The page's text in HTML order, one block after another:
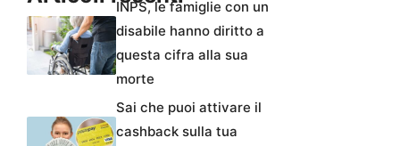
INPS, le famiglie con un
disabile hanno diritto a
questa cifra alla sua
morte
Sai che puoi attivare il
cashback sulla tua